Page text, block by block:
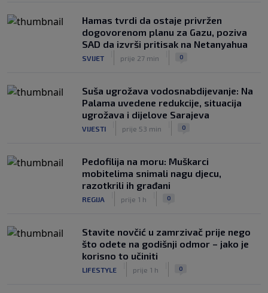
Hamas tvrdi da ostaje privržen
dogovorenom planu za Gazu, poziva
SAD da izvrši pritisak na Netanyahua
SVIJET prije 27 min 0
Suša ugrožava vodosnabdijevanje: Na
Palama uvedene redukcije, situacija
ugrožava i dijelove Sarajeva
VIJESTI prije 53 min 0
Pedofilija na moru: Muškarci
mobitelima snimali nagu djecu,
razotkrili ih građani
REGIJA prije 1 h 0
Stavite novčić u zamrzivač prije nego
što odete na godišnji odmor – jako je
korisno to učiniti
LIFESTYLE prije 1 h 0